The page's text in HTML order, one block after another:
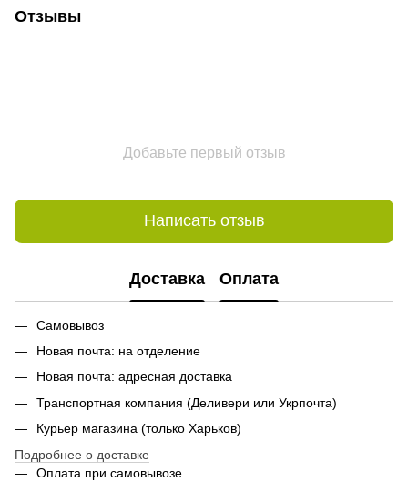
Отзывы
Добавьте первый отзыв
Написать отзыв
Доставка Оплата
Самовывоз
Новая почта: на отделение
Новая почта: адресная доставка
Транспортная компания (Деливери или Укрпочта)
Курьер магазина (только Харьков)
Подробнее о доставке
Оплата при самовывозе